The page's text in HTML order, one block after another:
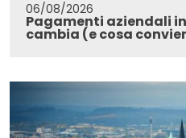
06/08/2026
Pagamenti aziendali
cambia (e cosa